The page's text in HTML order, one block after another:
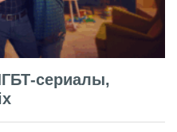
сериалы,